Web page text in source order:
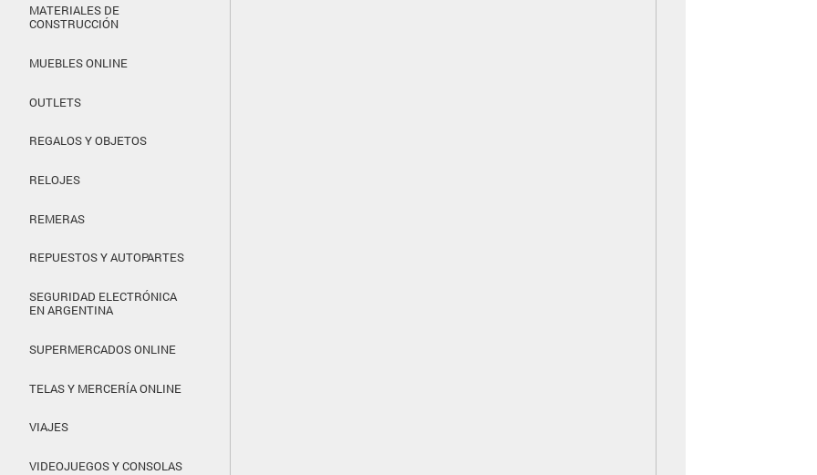
MATERIALES DE
CONSTRUCCIÓN
MUEBLES ONLINE
OUTLETS
REGALOS Y OBJETOS
RELOJES
REMERAS
REPUESTOS Y AUTOPARTES
SEGURIDAD ELECTRÓNICA
EN ARGENTINA
SUPERMERCADOS ONLINE
TELAS Y MERCERÍA ONLINE
VIAJES
VIDEOJUEGOS Y CONSOLAS